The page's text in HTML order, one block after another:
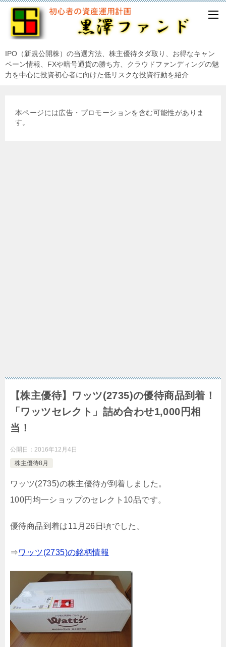
IPO（新規公開株）の当選方法、株主優待タダ取り、お得なキャン
ペーン情報、FXや暗号通貨の勝ち方、クラウドファンディングの魅
力を中心に投資初心者に向けた低リスクな投資行動を紹介
本ページには広告・プロモーションを含む可能性がありま
す。
【株主優待】ワッツ(2735)の優待商品到着！
「ワッツセレクト」詰め合わせ1,000円相
当！
公開日： 2016年12月4日
株主優待8月
ワッツ(2735)の株主優待が到着しました。
100円均一ショップのセレクト10品です。
優待商品到着は11月26日頃でした。
⇒ワッツ(2735)の銘柄情報